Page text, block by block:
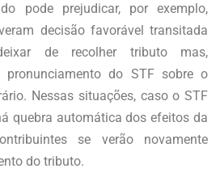
pode prejudicar, por exemplo,
decisão favorável transitada
de recolher tributo mas,
pronunciamento do STF sobre o
Nessas situações, caso o STF
quebra automática dos efeitos da
se verão novamente
do tributo.